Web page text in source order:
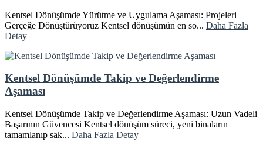
Kentsel Dönüşümde Yürütme ve Uygulama Aşaması: Projeleri
Gerçeğe Dönüştürüyoruz Kentsel dönüşümün en so... Daha Fazla
Detay
Kentsel Dönüşümde Takip ve Değerlendirme
Aşaması
Kentsel Dönüşümde Takip ve Değerlendirme Aşaması: Uzun Vadeli
Başarının Güvencesi Kentsel dönüşüm süreci, yeni binaların
tamamlanıp sak... Daha Fazla Detay